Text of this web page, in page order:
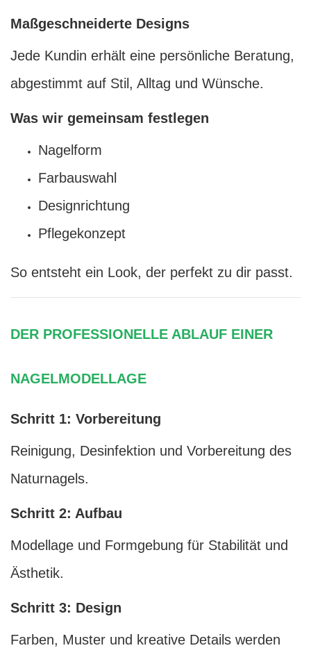
Maßgeschneiderte Designs
Jede Kundin erhält eine persönliche Beratung,
abgestimmt auf Stil, Alltag und Wünsche.
Was wir gemeinsam festlegen
Nagelform
Farbauswahl
Designrichtung
Pflegekonzept
So entsteht ein Look, der perfekt zu dir passt.
DER PROFESSIONELLE ABLAUF EINER
NAGELMODELLAGE
Schritt 1: Vorbereitung
Reinigung, Desinfektion und Vorbereitung des
Naturnagels.
Schritt 2: Aufbau
Modellage und Formgebung für Stabilität und
Ästhetik.
Schritt 3: Design
Farben, Muster und kreative Details werden